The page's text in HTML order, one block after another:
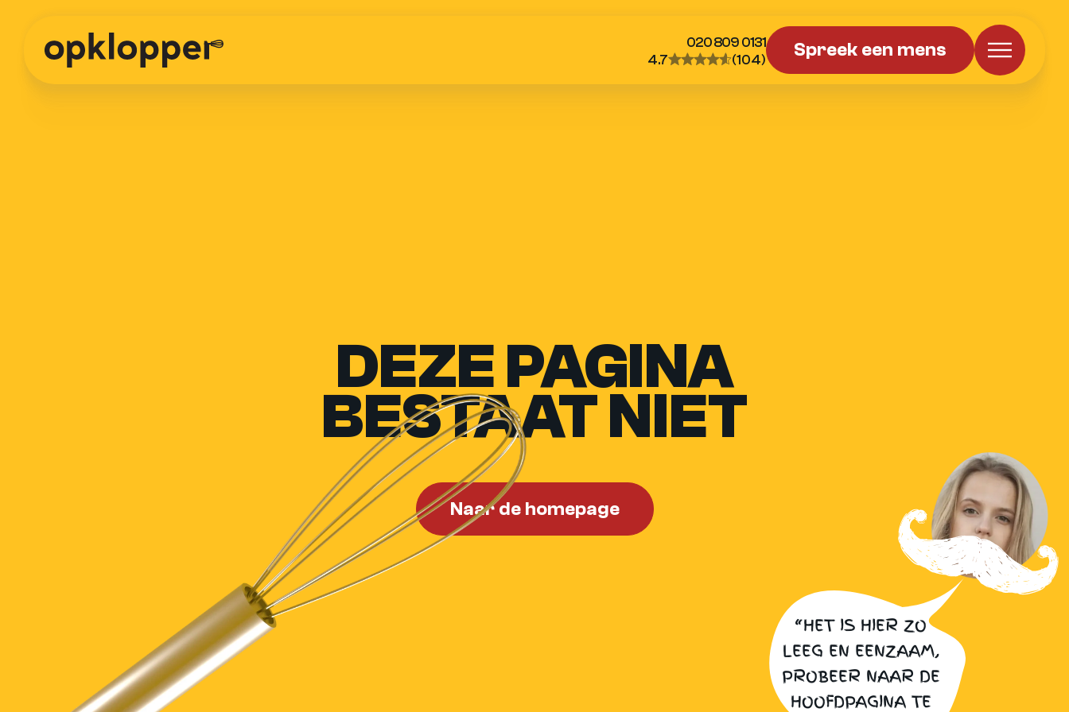
020 809 0131
4.7
(104) Spreek een mens
DEZE PAGINA
BESTAAT NIET
“HET IS HIER ZO
LEEG EN EENZAAM,
PROBEER NAAR DE
HOOFDPAGINA TE
Naar de homepage